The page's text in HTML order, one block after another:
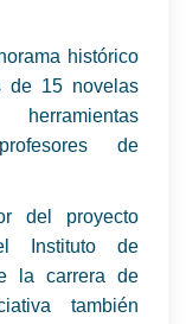
histórico
de 15 novelas
de
del proyecto
Instituto de
la carrera de
también